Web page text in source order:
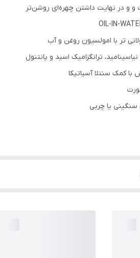
در نهایت داشتن چهره‌ای روشن‌تر
تر با امولسیون روغن و آب
ترانگزامیک اسید و پانتنول
کمک سنتلا آسیاتیکا
یا چربی